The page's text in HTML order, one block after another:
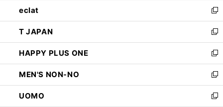
く
で
開
く
ド
ウ
で
開
く
ィ
ン
ド
ウ
で
開
く
い
ウ
ィ
ン
ド
ウ
で
開
く
eclat
新
し
い
ウ
ィ
ン
ド
ウ
で
T JAPAN
新
し
い
ウ
ィ
ン
ド
HAPPY PLUS ONE
新
し
い
ウ
ィ
MEN'S NON-NO
新
し
い
UOMO
新